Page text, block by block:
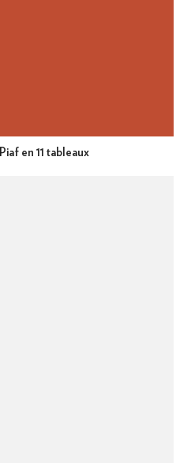
Piaf en 11 tableaux